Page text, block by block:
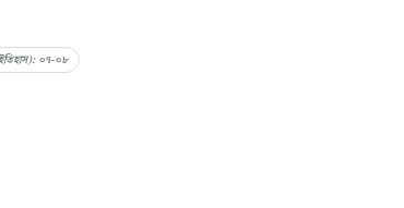
ইতিহাস): ০৭-০৮